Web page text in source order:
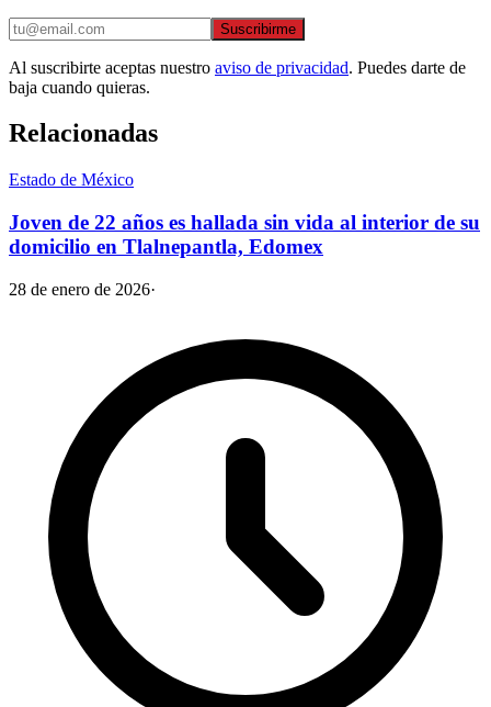
Suscribirme
Al suscribirte aceptas nuestro aviso de privacidad. Puedes darte de
baja cuando quieras.
Relacionadas
Estado de México
Joven de 22 años es hallada sin vida al interior de su
domicilio en Tlalnepantla, Edomex
28 de enero de 2026·